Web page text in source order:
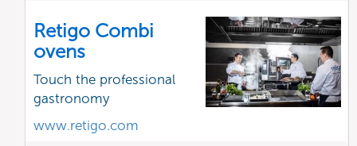
Retigo Combi
ovens
Touch the professional
gastronomy
www.retigo.com